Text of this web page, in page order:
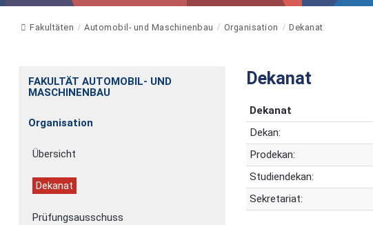
Fakultäten Automobil- und Maschinenbau Organisation Dekanat
FAKULTÄT AUTOMOBIL- UND
MASCHINENBAU
Organisation
Übersicht
Dekanat
Prüfungsausschuss
Dekanat
Dekanat
Dekan:
Prodekan:
Studiendekan:
Sekretariat: